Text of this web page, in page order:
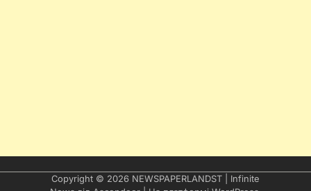
Copyright © 2026 NEWSPAPERLANDST | Infinite